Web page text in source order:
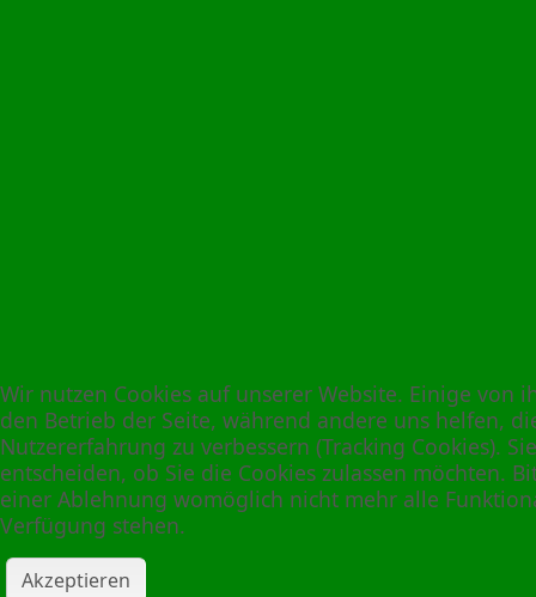
Wir nutzen Cookies auf unserer Website. Einige von
den Betrieb der Seite, während andere uns helfen,
Nutzererfahrung zu verbessern (Tracking Cookies).
entscheiden, ob Sie die Cookies zulassen möchten.
einer Ablehnung womöglich nicht mehr alle
Verfügung stehen.
Akzeptieren